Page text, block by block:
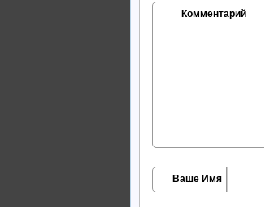
Комментарий
Ваше Имя